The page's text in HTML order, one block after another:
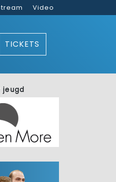
Video
TICKETS
jeugd